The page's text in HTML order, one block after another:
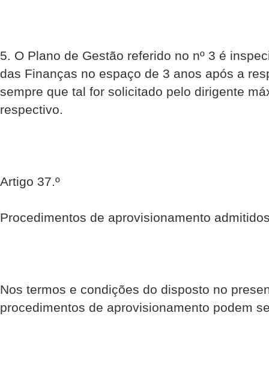
5. O Plano de Gestão referido no nº 3 é
das Finanças no espaço de 3 anos após a
sempre que tal for solicitado pelo dirigente
respectivo.
Artigo 37.º
Procedimentos de aprovisionamento
Nos termos e condições do disposto no
procedimentos de aprovisionamento podem